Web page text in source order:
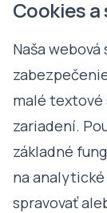
Cookies
Naša
malé textové
zariadení.
základné
na
spravovať